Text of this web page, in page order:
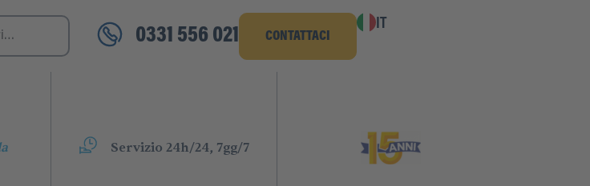
0331 556 021 CONTATTACI
IT
Servizio 24h/24, 7gg/7